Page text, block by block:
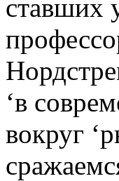
ставших
‘в
вокруг